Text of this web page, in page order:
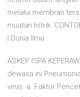
melalui membran
muatan listrik.
| Dunia Ilmu
ASKEP ISPA
dewasa ini
virus. a. Faktor